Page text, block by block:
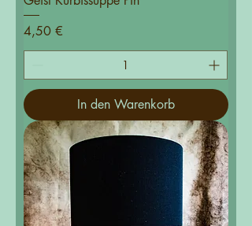
Preis
4,50 €
In den Warenkorb